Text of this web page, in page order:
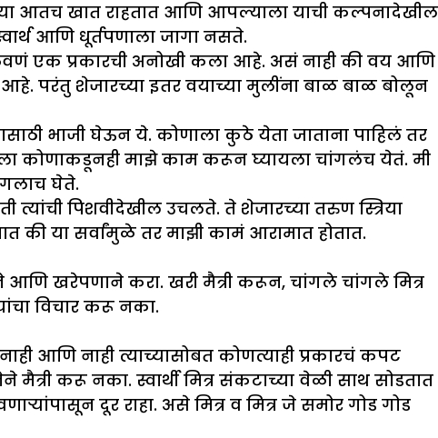
आतच खात राहतात आणि आपल्याला याची कल्पनादेखील
आणि धूर्तपणाला जागा नसते.
एक प्रकारची अनोखी कला आहे. असं नाही की वय आणि
परंतु शेजारच्या इतर वयाच्या मुलींना बाळ बाळ बोलून
भाजी घेऊन ये. कोणाला कुठे येता जाताना पाहिलं तर
कोणाकडूनही माझे काम करून घ्यायला चांगलंच येतं. मी
घेते.
त्यांची पिशवीदेखील उचलते. ते शेजारच्या तरुण स्त्रिया
की या सर्वांमुळे तर माझी कामं आरामात होतात.
आणि खरेपणाने करा. खरी मैत्री करून, चांगले चांगले मित्र
विचार करू नका.
आणि नाही त्याच्यासोबत कोणत्याही प्रकारचं कपट
मैत्री करू नका. स्वार्थी मित्र संकटाच्या वेळी साथ सोडतात
दूर राहा. असे मित्र व मित्र जे समोर गोड गोड